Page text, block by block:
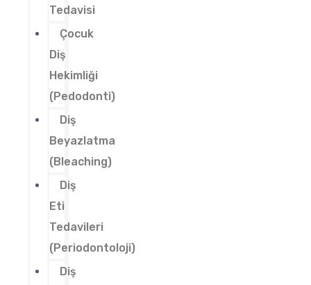
Tedavisi
Çocuk
Diş
Hekimliği
(Pedodonti)
Diş
Beyazlatma
(Bleaching)
Diş
Eti
Tedavileri
(Periodontoloji)
Diş